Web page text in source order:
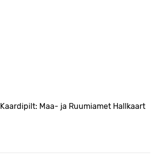
Kaardipilt: Maa- ja Ruumiamet Hallkaart